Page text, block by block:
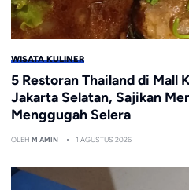
WISATA KULINER
5 Restoran Thailand di Mall
Jakarta Selatan, Sajikan
Menggugah Selera
OLEH M AMIN 1 AGUSTUS 2026